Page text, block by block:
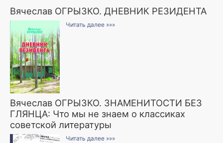
Вячеслав ОГРЫЗКО. ДНЕВНИК РЕЗИДЕНТА
Читать далее »»»
Вячеслав ОГРЫЗКО. ЗНАМЕНИТОСТИ БЕЗ
ГЛЯНЦА: Что мы не знаем о классиках
советской литературы
Читать далее »»»